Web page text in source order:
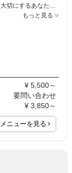
美しさの扉を開けるサロン♪個性やライフスタイルを大切にするあなたが、あなたらしく、いつも可愛くおしゃれでいられるようにスタッフ一同お手伝いさせていただきます！
もっと見る
¥ 5,500～
要問い合わせ
¥ 3,850～
ニューを見る